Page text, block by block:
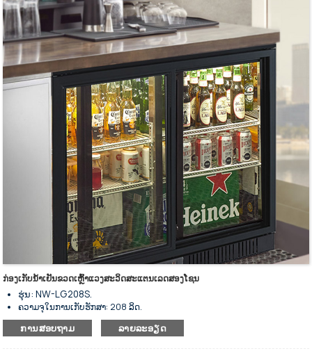
ຊັ້ນວາງພາຍໃນມີນ້ຳໜັກຫຼາຍ ແລະ ສາມາດປັບໄດ້.
ການໃຊ້ພະລັງງານຕໍ່າ ແລະ ສຽງລົບກວນຕໍ່າ.
ປະຕິບັດໄດ້ດີໃນການສນວນກັນຄວາມຮ້ອນ.
ປະຕູສະວິດກະຈົກສອງຊັ້ນ.
ມີກະແຈລັອກປະຕູ ແລະ ແຜງປະຕູເປັນປະເພດປິດອັດຕະໂນມັດ.
ດ້ວຍແຜ່ນກະດານຂະຫຍາຍອອກເປັນເຄື່ອງລະເຫີຍ.
ລໍ້ລຸ່ມສຳລັບການວາງທີ່ຍືດຫຍຸ່ນ.
ກ່ອງເກັບນ້ຳເຢັນຂວດເຫຼົ້າແວງສະວິດສະແຕນເລດສອງໂຊນ
ຮຸ່ນ: NW-LG208S.
ຄວາມຈຸໃນການເກັບຮັກສາ: 208 ລິດ.
ຕູ້ເຢັນຂວດໃຕ້ແຖບຕູ້ເຢັນເຫຼົ້າແວງ
ສຳລັບເກັບຮັກສາເຄື່ອງດື່ມເຢັນ ແລະ ໝີ ໃຫ້ເກັບຮັກສາໄວ້ ແລະ ວາງສະແດງ.
ການສອບຖາມ ລາຍລະອຽດ